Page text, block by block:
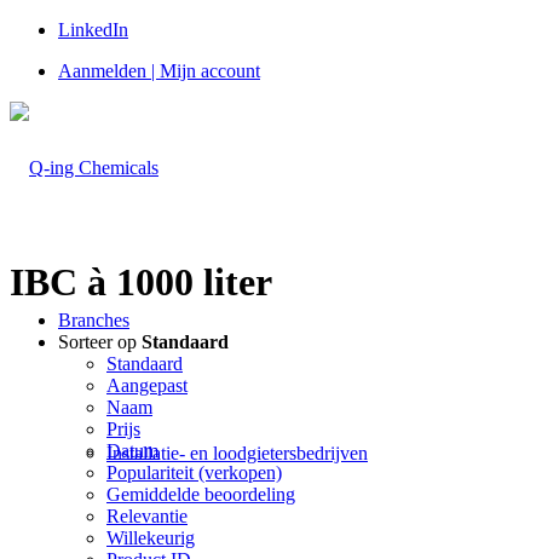
LinkedIn
Aanmelden | Mijn account
Branches
Installatie- en loodgietersbedrijven
IBC à 1000 liter
Sorteer op Standaard
Standaard
Aangepast
Naam
Prijs
Datum
Populariteit (verkopen)
Gemiddelde beoordeling
Relevantie
Willekeurig